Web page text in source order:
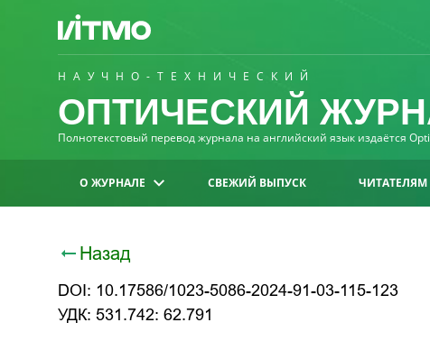
НАУЧНО-ТЕХНИЧЕСКИЙ
ОПТИЧЕСКИЙ
Полнотекстовый перевод журнала на английский язык издаётся
О ЖУРНАЛЕ СВЕЖИЙ ВЫПУСК ЧИТАТЕЛЯМ
Назад
DOI: 10.17586/1023-5086-2024-91-03-115-123
УДК: 531.742: 62.791